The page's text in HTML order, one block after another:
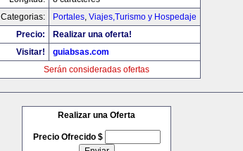
Categorias:
Portales, Viajes,Turismo y Hospedaje
Precio:
Realizar una oferta!
Visitar!
guiabsas.com
Serán consideradas ofertas
Realizar una Oferta
Precio Ofrecido $